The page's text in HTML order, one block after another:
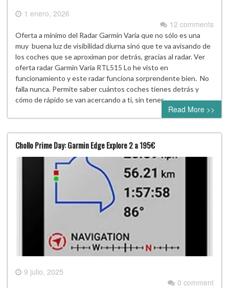
1 enero, 2026
12 comments
Oferta a mínimo del Radar Garmin Varia que no sólo es una
muy buena luz de visibilidad diurna sinó que te va avisando de
los coches que se aproximan por detrás, gracias al radar. Ver
oferta radar Garmin Varia RTL515 Lo he visto en
funcionamiento y este radar funciona sorprendente bien. No
falla nunca. Permite saber cuántos coches tienes detrás y
cómo de rápido se van acercando a ti, sin tener…
Read More >>
Chollo Prime Day: Garmin Edge Explore 2 a 195€
9 julio, 2025
0 comment